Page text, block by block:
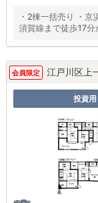
・2棟一括売り ・
須賀線まで徒歩17
会員限定 江戸川区上
投資用